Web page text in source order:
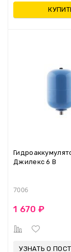
Джилекс 6 В
7006
1 670 ₽
УЗНАТЬ О